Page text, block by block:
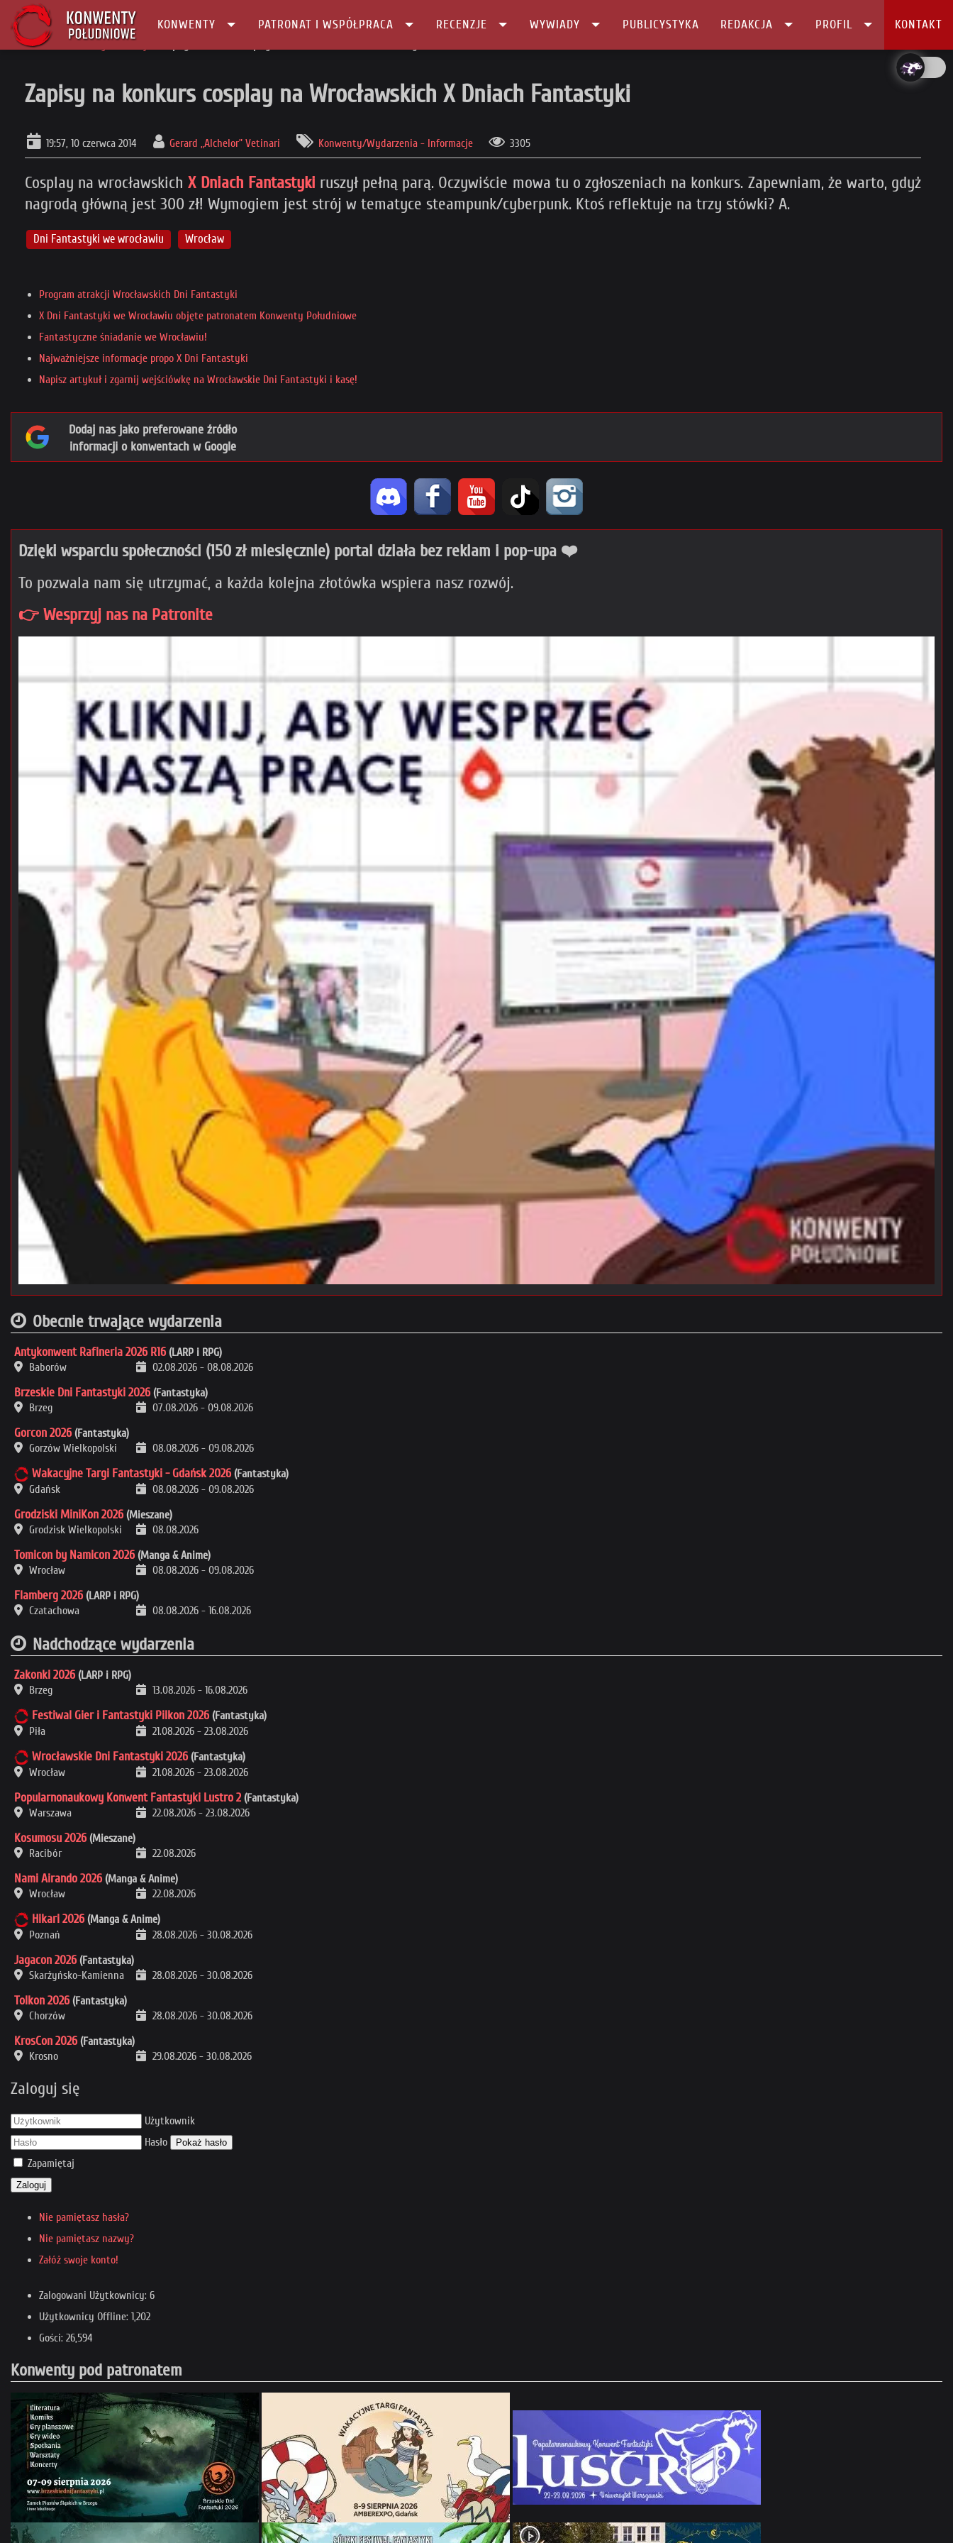
KONWENTY PATRONAT I WSPÓŁPRACA RECENZJE WYWIADY PUBLICYSTYKA REDAKCJA PROFIL KONTAKT
Główna
Zapisy na konkurs cosplay na Wrocławskich X Dniach Fantastyki
19:57, 10 czerwca 2014 Gerard „Alchelor” Vetinari Konwenty/Wydarzenia - Informacje 3305
Cosplay na wrocławskichX Dniach Fantastyki ruszył pełną parą. Oczywiście mowa tu o zgłoszeniach na konkurs. Zapewniam, że warto, gdyż
nagrodą główną jest 300 zł! Wymogiem jest strój w tematyce steampunk/cyberpunk. Ktoś reflektuje na trzy stówki? A.
Dni Fantastyki we wrocławiu Wrocław
Program atrakcji Wrocławskich Dni Fantastyki
X Dni Fantastyki we Wrocławiu objęte patronatem Konwenty Południowe
Fantastyczne śniadanie we Wrocławiu!
Najważniejsze informacje propo X Dni Fantastyki
Napisz artykuł i zgarnij wejściówkę na Wrocławskie Dni Fantastyki i kasę!
Dodaj nas jako preferowane źródło
informacji o konwentach w Google
Dzięki wsparciu społeczności (150 zł miesięcznie) portal działa bez reklam i pop-upa ❤️
To pozwala nam się utrzymać, a każda kolejna złotówka wspiera nasz rozwój.
👉 Wesprzyj nas na Patronite
Obecnie trwające wydarzenia
Antykonwent Rafineria 2026 R16 (LARP i RPG)
Baborów
02.08.2026 - 08.08.2026
Brzeskie Dni Fantastyki 2026 (Fantastyka)
Brzeg
07.08.2026 - 09.08.2026
Gorcon 2026 (Fantastyka)
Gorzów Wielkopolski
08.08.2026 - 09.08.2026
Wakacyjne Targi Fantastyki - Gdańsk 2026 (Fantastyka)
Gdańsk
08.08.2026 - 09.08.2026
Grodziski MiniKon 2026 (Mieszane)
Grodzisk Wielkopolski
08.08.2026
Tomicon by Namicon 2026 (Manga & Anime)
Wrocław
08.08.2026 - 09.08.2026
Flamberg 2026 (LARP i RPG)
Czatachowa
08.08.2026 - 16.08.2026
Nadchodzące wydarzenia
Zakonki 2026 (LARP i RPG)
Brzeg
13.08.2026 - 16.08.2026
Festiwal Gier i Fantastyki Pilkon 2026 (Fantastyka)
Piła
21.08.2026 - 23.08.2026
Wrocławskie Dni Fantastyki 2026 (Fantastyka)
Wrocław
21.08.2026 - 23.08.2026
Popularnonaukowy Konwent Fantastyki Lustro 2 (Fantastyka)
Warszawa
22.08.2026 - 23.08.2026
Kosumosu 2026 (Mieszane)
Racibór
22.08.2026
Nami Airando 2026 (Manga & Anime)
Wrocław
22.08.2026
Hikari 2026 (Manga & Anime)
Poznań
28.08.2026 - 30.08.2026
Jagacon 2026 (Fantastyka)
Skarżyńsko-Kamienna
28.08.2026 - 30.08.2026
Tolkon 2026 (Fantastyka)
Chorzów
28.08.2026 - 30.08.2026
KrosCon 2026 (Fantastyka)
Krosno
29.08.2026 - 30.08.2026
Zaloguj się
Użytkownik
Hasło
Pokaż hasło
Zapamiętaj
Zaloguj
Nie pamiętasz hasła?
Nie pamiętasz nazwy?
Załóż swoje konto!
Zalogowani Użytkownicy: 6
Użytkownicy Offline: 1,202
Gości: 26,594
Konwenty pod patronatem